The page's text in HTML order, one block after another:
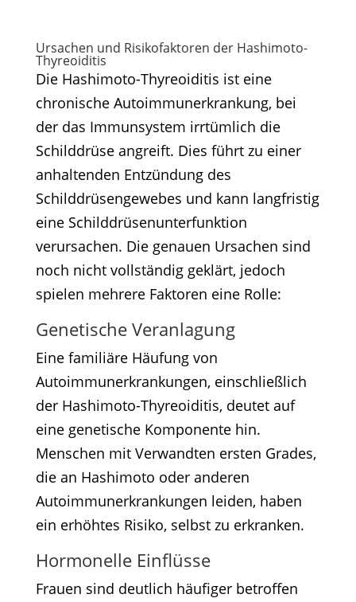
Ursachen und Risikofaktoren der Hashimoto-
Thyreoiditis
Die Hashimoto-Thyreoiditis ist eine
chronische Autoimmunerkrankung, bei
der das Immunsystem irrtümlich die
Schilddrüse angreift. Dies führt zu einer
anhaltenden Entzündung des
Schilddrüsengewebes und kann langfristig
eine Schilddrüsenunterfunktion
verursachen. Die genauen Ursachen sind
noch nicht vollständig geklärt, jedoch
spielen mehrere Faktoren eine Rolle:​
Genetische Veranlagung
Eine familiäre Häufung von
Autoimmunerkrankungen, einschließlich
der Hashimoto-Thyreoiditis, deutet auf
eine genetische Komponente hin.
Menschen mit Verwandten ersten Grades,
die an Hashimoto oder anderen
Autoimmunerkrankungen leiden, haben
ein erhöhtes Risiko, selbst zu erkranken.​
Hormonelle Einflüsse
Frauen sind deutlich häufiger betroffen